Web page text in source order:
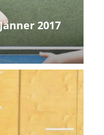
2017